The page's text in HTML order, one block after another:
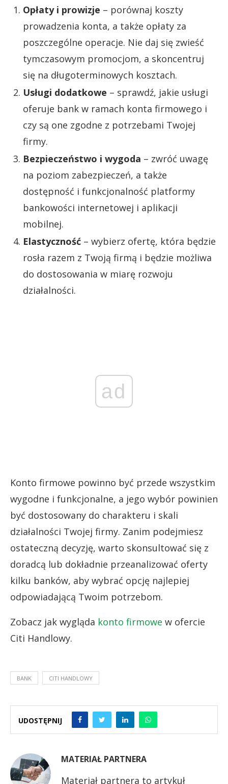
Opłaty i prowizje – porównaj koszty
prowadzenia konta, a także opłaty za
poszczególne operacje. Nie daj się zwieść
tymczasowym promocjom, a skoncentruj
się na długoterminowych kosztach.
Usługi dodatkowe – sprawdź, jakie usługi
oferuje bank w ramach konta firmowego i
czy są one zgodne z potrzebami Twojej
firmy.
Bezpieczeństwo i wygoda – zwróć uwagę
na poziom zabezpieczeń, a także
dostępność i funkcjonalność platformy
bankowości internetowej i aplikacji
mobilnej.
Elastyczność – wybierz ofertę, która będzie
rosła razem z Twoją firmą i będzie możliwa
do dostosowania w miarę rozwoju
działalności.
ad
Konto firmowe powinno być przede wszystkim
wygodne i funkcjonalne, a jego wybór powinien
być dostosowany do charakteru i skali
działalności Twojej firmy. Zanim podejmiesz
ostateczną decyzję, warto skonsultować się z
doradcą lub dokładnie przeanalizować oferty
kilku banków, aby wybrać opcję najlepiej
odpowiadającą Twoim potrzebom.
Zobacz jak wygląda konto firmowe w ofercie
Citi Handlowy.
BANK CITI HANDLOWY
UDOSTĘPNIJ
MATERIAŁ PARTNERA
Materiał partnera to artykuł